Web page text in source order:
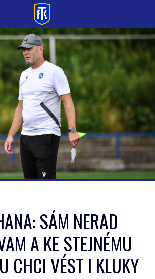
SÁM NERAD
A KE STEJNÉMU
CHCI VÉST I KLUKY